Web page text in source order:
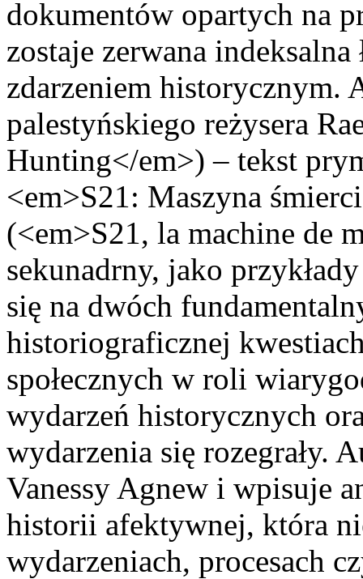
dokumentów opartych na
zostaje zerwana
zdarzeniem historycznym.
palestyńskiego reżysera
Hunting</em>) – tekst
<em>S21: Maszyna
(<em>S21, la machine de
sekunadrny, jako
się na dwóch
historiograficznej
społecznych w roli
wydarzeń historycznych
wydarzenia się rozegrały.
Vanessy Agnew i wpisuje
historii afektywnej, która
wydarzeniach, procesach